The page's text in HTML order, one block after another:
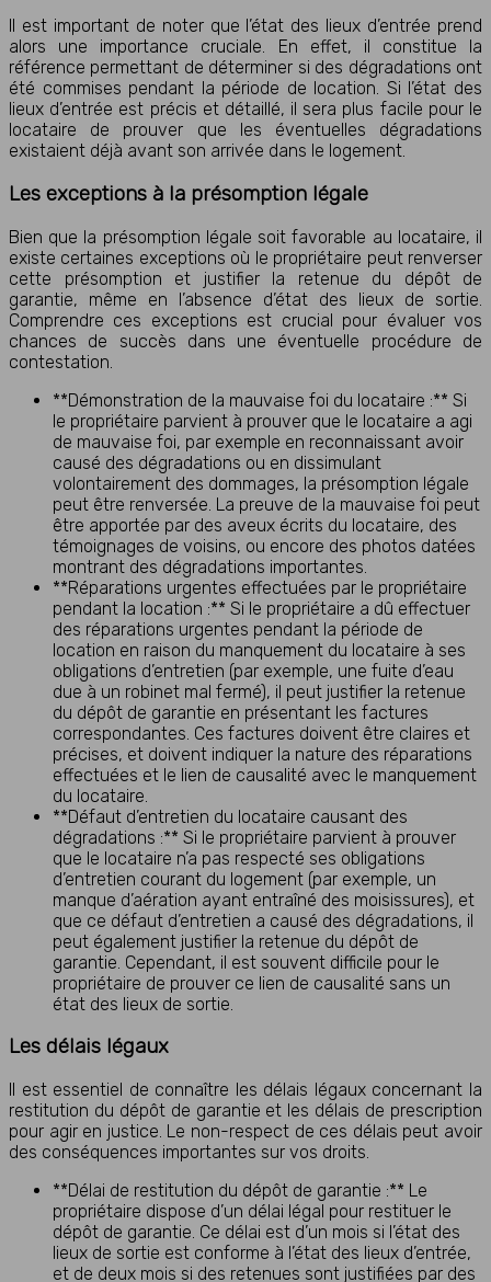
Il est important de noter que l’état des lieux d’entrée prend
alors une importance cruciale. En effet, il constitue la
référence permettant de déterminer si des dégradations ont
été commises pendant la période de location. Si l’état des
lieux d’entrée est précis et détaillé, il sera plus facile pour le
locataire de prouver que les éventuelles dégradations
existaient déjà avant son arrivée dans le logement.
Les exceptions à la présomption légale
Bien que la présomption légale soit favorable au locataire, il
existe certaines exceptions où le propriétaire peut renverser
cette présomption et justifier la retenue du dépôt de
garantie, même en l’absence d’état des lieux de sortie.
Comprendre ces exceptions est crucial pour évaluer vos
chances de succès dans une éventuelle procédure de
contestation.
**Démonstration de la mauvaise foi du locataire :** Si
le propriétaire parvient à prouver que le locataire a agi
de mauvaise foi, par exemple en reconnaissant avoir
causé des dégradations ou en dissimulant
volontairement des dommages, la présomption légale
peut être renversée. La preuve de la mauvaise foi peut
être apportée par des aveux écrits du locataire, des
témoignages de voisins, ou encore des photos datées
montrant des dégradations importantes.
**Réparations urgentes effectuées par le propriétaire
pendant la location :** Si le propriétaire a dû effectuer
des réparations urgentes pendant la période de
location en raison du manquement du locataire à ses
obligations d’entretien (par exemple, une fuite d’eau
due à un robinet mal fermé), il peut justifier la retenue
du dépôt de garantie en présentant les factures
correspondantes. Ces factures doivent être claires et
précises, et doivent indiquer la nature des réparations
effectuées et le lien de causalité avec le manquement
du locataire.
**Défaut d’entretien du locataire causant des
dégradations :** Si le propriétaire parvient à prouver
que le locataire n’a pas respecté ses obligations
d’entretien courant du logement (par exemple, un
manque d’aération ayant entraîné des moisissures), et
que ce défaut d’entretien a causé des dégradations, il
peut également justifier la retenue du dépôt de
garantie. Cependant, il est souvent difficile pour le
propriétaire de prouver ce lien de causalité sans un
état des lieux de sortie.
Les délais légaux
Il est essentiel de connaître les délais légaux concernant la
restitution du dépôt de garantie et les délais de prescription
pour agir en justice. Le non-respect de ces délais peut avoir
des conséquences importantes sur vos droits.
**Délai de restitution du dépôt de garantie :** Le
propriétaire dispose d’un délai légal pour restituer le
dépôt de garantie. Ce délai est d’un mois si l’état des
lieux de sortie est conforme à l’état des lieux d’entrée,
et de deux mois si des retenues sont justifiées par des